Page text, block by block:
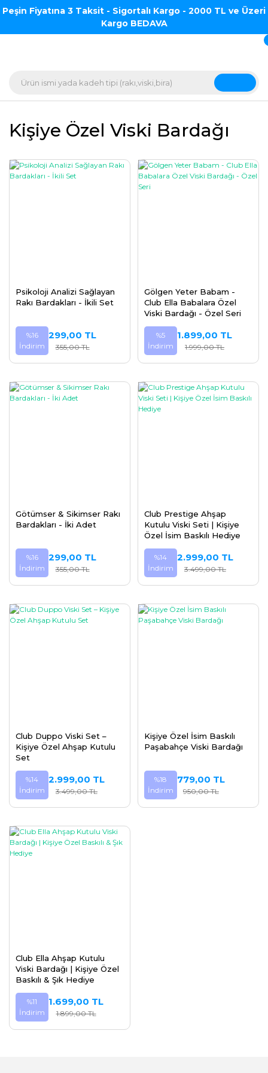
Peşin Fiyatına 3 Taksit - Sigortalı Kargo - 2000 TL ve Üzeri
Kargo BEDAVA
Kişiye Özel Viski Bardağı
Psikoloji Analizi Sağlayan
Rakı Bardakları - İkili Set
%16
İndirim
299,00 TL
355,00 TL
Gölgen Yeter Babam -
Club Ella Babalara Özel
Viski Bardağı - Özel Seri
%5
İndirim
1.899,00 TL
1.999,00 TL
Götümser & Sikimser Rakı
Bardakları - İki Adet
%16
İndirim
299,00 TL
355,00 TL
Club Prestige Ahşap
Kutulu Viski Seti | Kişiye
Özel İsim Baskılı Hediye
%14
İndirim
2.999,00 TL
3.499,00 TL
Club Duppo Viski Set –
Kişiye Özel Ahşap Kutulu
Set
%14
İndirim
2.999,00 TL
3.499,00 TL
Kişiye Özel İsim Baskılı
Paşabahçe Viski Bardağı
%18
İndirim
779,00 TL
950,00 TL
Club Ella Ahşap Kutulu
Viski Bardağı | Kişiye Özel
Baskılı & Şık Hediye
%11
İndirim
1.699,00 TL
1.899,00 TL